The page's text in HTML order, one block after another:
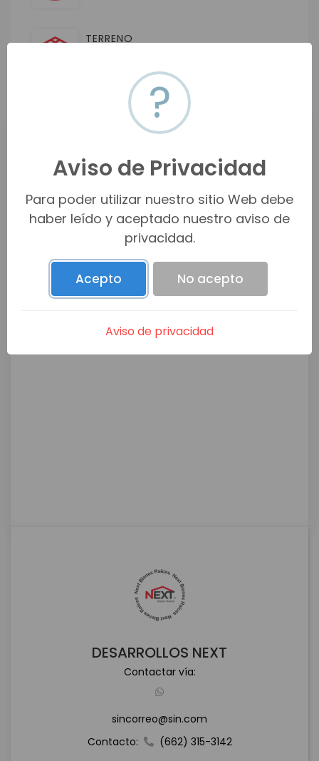
TERRENO
Fraccionamiento Atenea Residencial, San
Ver en mapa
DESARROLLOS NEXT
Contactar vía:
sincorreo@sin.com
Contacto:
(662) 315-3142
?
Aviso de Privacidad
Para poder utilizar nuestro sitio Web debe
haber leído y aceptado nuestro aviso de
privacidad.
Acepto No acepto
Aviso de privacidad